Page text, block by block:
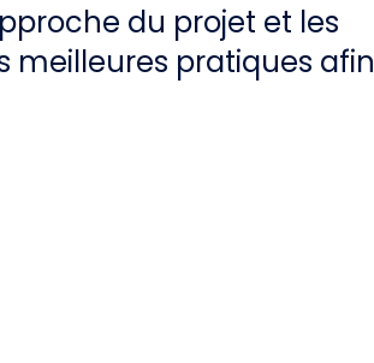
du projet et les
meilleures pratiques afin